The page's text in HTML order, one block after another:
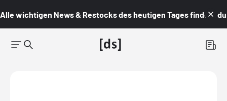
Alle wichtigen News & Restocks des heutigen Tages findest du